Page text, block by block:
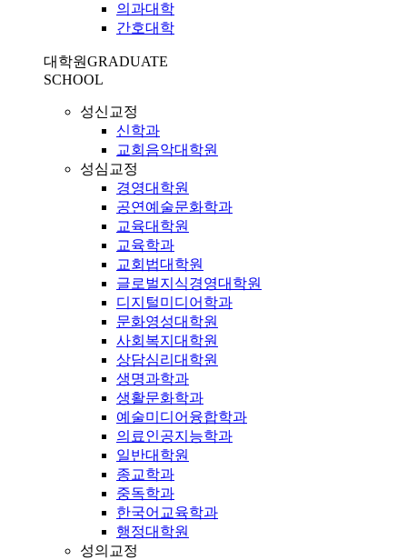
의과대학
간호대학
대학원GRADUATE
SCHOOL
성신교정
신학과
교회음악대학원
성심교정
경영대학원
공연예술문화학과
교육대학원
교육학과
교회법대학원
글로벌지식경영대학원
디지털미디어학과
문화영성대학원
사회복지대학원
상담심리대학원
생명과학과
생활문화학과
예술미디어융합학과
의료인공지능학과
일반대학원
종교학과
중독학과
한국어교육학과
행정대학원
성의교정